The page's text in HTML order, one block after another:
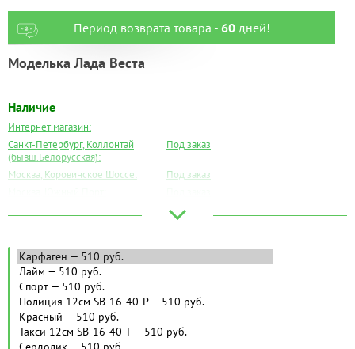
Период возврата товара - 60дней!
Моделька Лада Веста
Наличие
Интернет магазин:
Санкт-Петербург, Коллонтай
(бывш.Белорусская):
Под заказ
Москва, Коровинское Шоссе:
Под заказ
Под заказ
Нальчик:
Самара:
Под заказ
Тверь:
Тюмень:
Под заказ
Челябинск: